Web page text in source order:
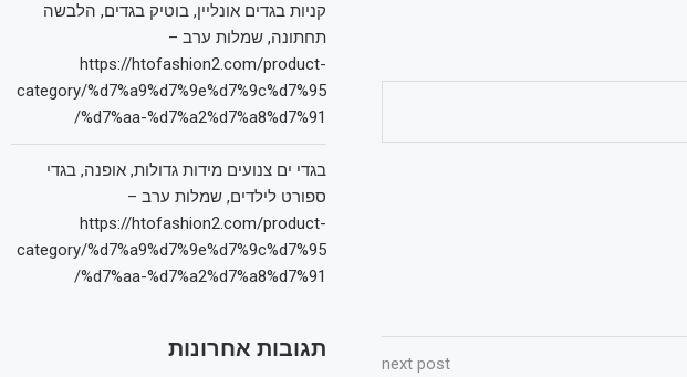
next post
קניות בגדים אונליין, בוטיק בגדים, הלבשה
תחתונה, שמלות ערב –
https://htofashion2.com/product-
category/%d7%a9%d7%9e%d7%9c%d7%95
%d7%aa-%d7%a2%d7%a8%d7%91/
בגדי ים צנועים מידות גדולות, אופנה, בגדי
ספורט לילדים, שמלות ערב –
https://htofashion2.com/product-
category/%d7%a9%d7%9e%d7%9c%d7%95
%d7%aa-%d7%a2%d7%a8%d7%91/
תגובות אחרונות